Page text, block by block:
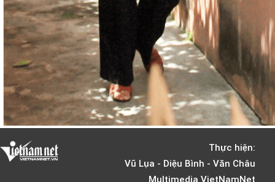
Thực hiện:
Vũ Lụa - Diệu Bình - Văn Châu
Multimedia VietNamNet